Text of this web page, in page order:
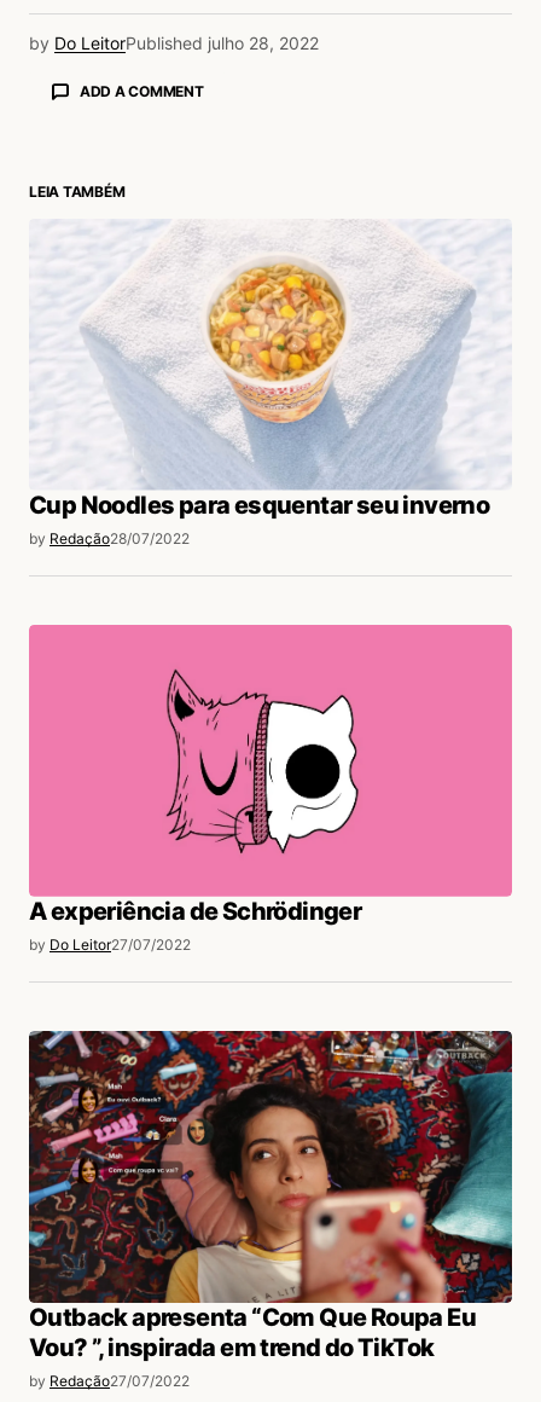
by Do LeitorPublished julho 28, 2022
ADD A COMMENT
LEIA TAMBÉM
Cup Noodles para esquentar seu inverno
by Redação28/07/2022
A experiência de Schrödinger
by Do Leitor27/07/2022
Outback apresenta “Com Que Roupa Eu
Vou? ”, inspirada em trend do TikTok
by Redação27/07/2022